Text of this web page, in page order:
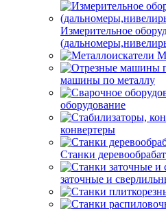
Измерительное
машины по металлу
оборудование
конвертеры
Станки
заточные и